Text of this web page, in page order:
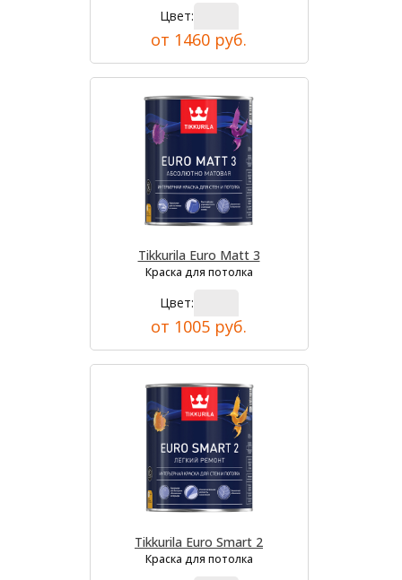
Цвет:
от 1460 руб.
Tikkurila Euro Matt 3
Краска для потолка
Цвет:
от 1005 руб.
Tikkurila Euro Smart 2
Краска для потолка